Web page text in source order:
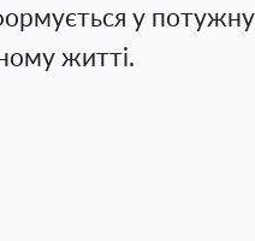
у
житті.